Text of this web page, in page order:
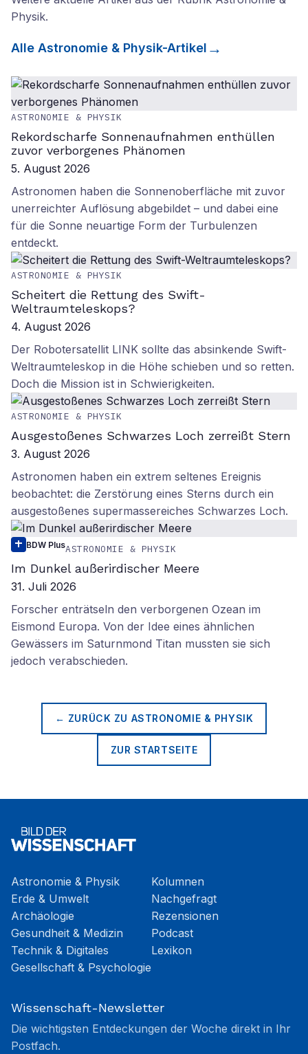
Physik.
Alle Astronomie & Physik-Artikel
ASTRONOMIE & PHYSIK
Rekordscharfe Sonnenaufnahmen enthüllen
zuvor verborgenes Phänomen
5. August 2026
Astronomen haben die Sonnenoberfläche mit zuvor
unerreichter Auflösung abgebildet – und dabei eine
für die Sonne neuartige Form der Turbulenzen
entdeckt.
ASTRONOMIE & PHYSIK
Scheitert die Rettung des Swift-
Weltraumteleskops?
4. August 2026
Der Robotersatellit LINK sollte das absinkende Swift-
Weltraumteleskop in die Höhe schieben und so retten.
Doch die Mission ist in Schwierigkeiten.
ASTRONOMIE & PHYSIK
Ausgestoßenes Schwarzes Loch zerreißt Stern
3. August 2026
Astronomen haben ein extrem seltenes Ereignis
beobachtet: die Zerstörung eines Sterns durch ein
ausgestoßenes supermassereiches Schwarzes Loch.
BDW PlusASTRONOMIE & PHYSIK
Im Dunkel außerirdischer Meere
31. Juli 2026
Forscher enträtseln den verborgenen Ozean im
Eismond Europa. Von der Idee eines ähnlichen
Gewässers im Saturnmond Titan mussten sie sich
jedoch verabschieden.
← ZURÜCK ZU ASTRONOMIE & PHYSIK
ZUR STARTSEITE
Astronomie & Physik
Erde & Umwelt
Archäologie
Gesundheit & Medizin
Technik & Digitales
Gesellschaft & Psychologie
Kolumnen
Nachgefragt
Rezensionen
Podcast
Lexikon
Wissenschaft-Newsletter
Die wichtigsten Entdeckungen der Woche direkt in Ihr
Postfach.